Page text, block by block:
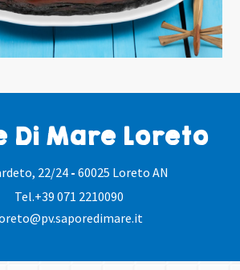
Di Mare Loreto
22/24 - 60025 Loreto AN
Tel.+39 071 2210090